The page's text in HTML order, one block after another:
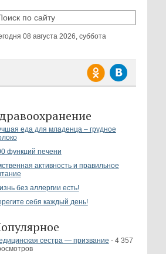
08 августа 2026, суббота
еда для младенца – грудное
функций печени
активность и правильное
без аллергии есть!
себя каждый день!
сестра — призвание - 4 357